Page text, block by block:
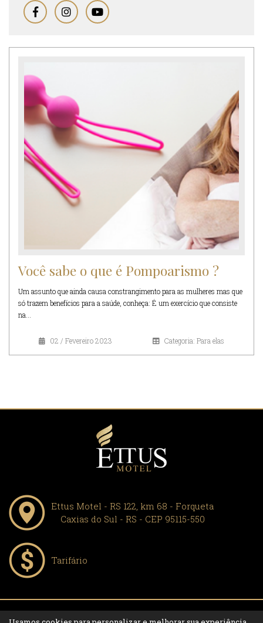
Você sabe o que é Pompoarismo ?
Um assunto que ainda causa constrangimento para as mulheres mas que
só trazem benefícios para a saúde, conheça: É um exercício que consiste
na...
02 / Fevereiro 2023 Categoria: Para elas
Ettus Motel - RS 122, km 68 - Forqueta
Caxias do Sul - RS - CEP 95115-550
Tarifário